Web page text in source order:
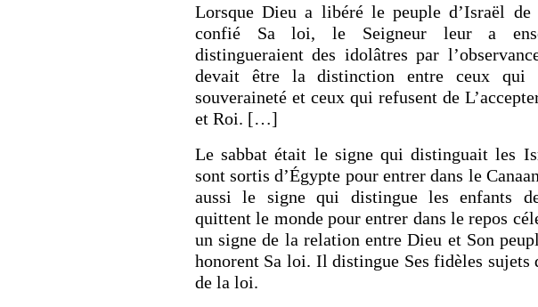
Lorsque Dieu a libéré le peuple d’Israël
confié Sa loi, le Seigneur leur a
distingueraient des idolâtres par
devait être la distinction entre ceux qui
souveraineté et ceux qui refusent de
et Roi. […]
Le sabbat était le signe qui distinguait les
sont sortis d’Égypte pour entrer dans le
aussi le signe qui distingue les enfants
quittent le monde pour entrer dans le repos
un signe de la relation entre Dieu et Son
honorent Sa loi. Il distingue Ses fidèles sujets
de la loi.